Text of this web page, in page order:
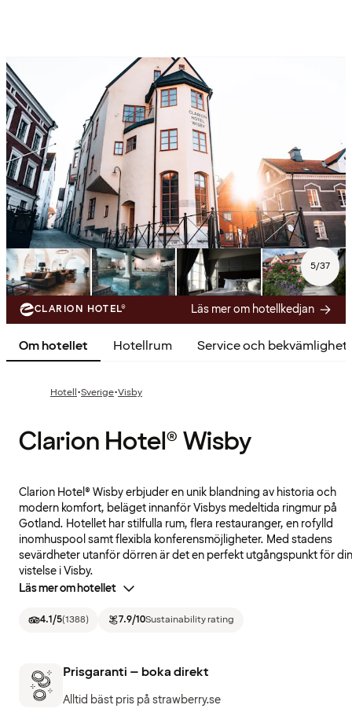
5/37
CLARION HOTEL® Läs mer om hotellkedjan
Om hotellet Hotellrum Service och
Hotell·Sverige·Visby
Clarion Hotel® Wisby
Clarion Hotel® Wisby erbjuder en unik blandning av historia och
modern komfort, beläget innanför Visbys medeltida ringmur på
Gotland. Hotellet har stilfulla rum, flera restauranger, en rofylld
inomhuspool samt flexibla konferensmöjligheter. Med stadens
sevärdheter utanför dörren är det en perfekt utgångspunkt för din
vistelse i Visby.
Läs mer om hotellet
4.1/5(1388) 7.9/10Sustainability rating
Prisgaranti – boka direkt
Alltid bäst pris på strawberry.se